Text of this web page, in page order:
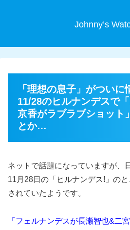
Johnny’s
「理想の息子」がついに
11/28のヒルナンデスで
京香がラブラブショット
とか…
ネットで話題になっていますが、
11月28日の「ヒルナンデス!」の
されていたようです。
「フェルナンデスが長瀬智也&二